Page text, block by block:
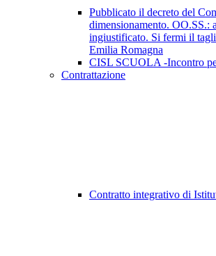
Pubblicato il decreto del
dimensionamento. OO.SS.:
ingiustificato. Si fermi il
Emilia Romagna
CISL SCUOLA -Incontro
Contrattazione
Contratto integrativo di